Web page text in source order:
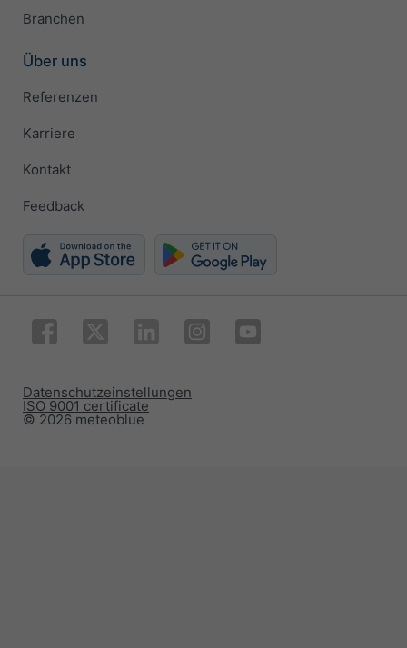
Branchen
Über uns
Referenzen
Karriere
Kontakt
Feedback
© 2026 meteoblue
ISO 9001 certificate
Datenschutzeinstellungen